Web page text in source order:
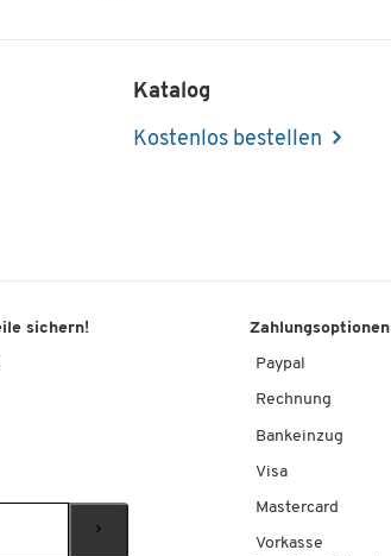
Katalog
Kostenlos bestellen
sichern! Zahlungsoptionen
Paypal
Rechnung
Bankeinzug
Visa
Mastercard
Vorkasse